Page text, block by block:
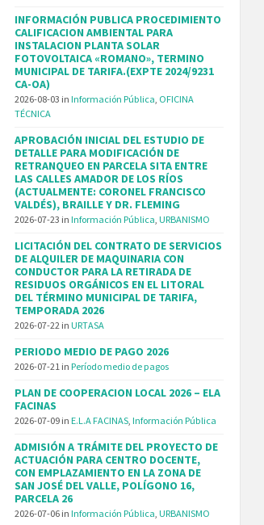
INFORMACIÓN PUBLICA PROCEDIMIENTO
CALIFICACION AMBIENTAL PARA
INSTALACION PLANTA SOLAR
FOTOVOLTAICA «ROMANO», TERMINO
MUNICIPAL DE TARIFA.(EXPTE 2024/9231
CA-OA)
2026-08-03 inInformación Pública OFICINA
TÉCNICA
APROBACIÓN INICIAL DEL ESTUDIO DE
DETALLE PARA MODIFICACIÓN DE
RETRANQUEO EN PARCELA SITA ENTRE
LAS CALLES AMADOR DE LOS RÍOS
(ACTUALMENTE: CORONEL FRANCISCO
VALDÉS), BRAILLE Y DR. FLEMING
2026-07-23 inInformación Pública ,URBANISMO
LICITACIÓN DEL CONTRATO DE SERVICIOS
DE ALQUILER DE MAQUINARIA CON
CONDUCTOR PARA LA RETIRADA DE
RESIDUOS ORGÁNICOS EN EL LITORAL
DEL TÉRMINO MUNICIPAL DE TARIFA,
TEMPORADA 2026
2026-07-22 inURTASA
PERIODO MEDIO DE PAGO 2026
2026-07-21 inPeríodo medio de pagos
PLAN DE COOPERACION LOCAL 2026 – ELA
FACINAS
2026-07-09 inE.L.A FACINAS ,Información Pública
ADMISIÓN A TRÁMITE DEL PROYECTO DE
ACTUACIÓN PARA CENTRO DOCENTE,
CON EMPLAZAMIENTO EN LA ZONA DE
SAN JOSÉ DEL VALLE, POLÍGONO 16,
PARCELA 26
2026-07-06 inInformación Pública ,URBANISMO